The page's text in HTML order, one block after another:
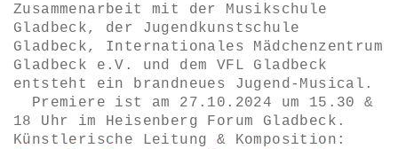
Zusammenarbeit mit der Musikschule
Gladbeck, der Jugendkunstschule
Gladbeck, Internationales Mädchenzentrum
Gladbeck e.V. und dem VFL Gladbeck
entsteht ein brandneues Jugend-Musical.
Premiere ist am 27.10.2024 um 15.30 &
18 Uhr im Heisenberg Forum Gladbeck.
Künstlerische Leitung & Komposition: